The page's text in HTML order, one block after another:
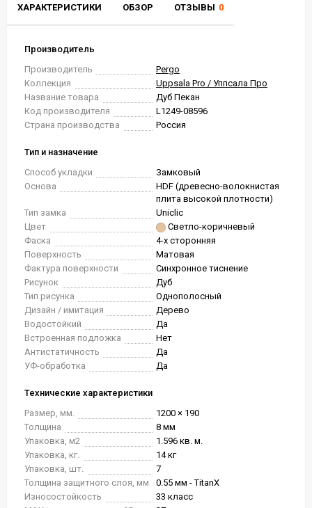
ХАРАКТЕРИСТИКИ ОБЗОР ОТЗЫВЫ 0
Производитель
Производитель
Pergo
Коллекция
Uppsala Pro / Уппсала Про
Название товара
Дуб Пекан
Код производителя
L1249-08596
Страна производства
Россия
Тип и назначение
Способ укладки
Замковый
Основа
HDF (древесно-волокнистая
плита высокой плотности)
Тип замка
Uniclic
Цвет
Светло-коричневый
Фаска
4-х сторонняя
Поверхность
Матовая
Фактура поверхности
Синхронное тиснение
Рисунок
Дуб
Тип рисунка
Однополосный
Дизайн / имитация
Дерево
Водостойкий
Да
Встроенная подложка
Нет
Антистатичность
Да
УФ-обработка
Да
Технические характеристики
Размер, мм.
1200 × 190
Толщина
8 мм
Упаковка, м2
1.596 кв. м.
Упаковка, кг.
14 кг
Упаковка, шт.
7
Толщина защитного слоя, мм
0.55 мм - TitanX
Износостойкость
33 класс